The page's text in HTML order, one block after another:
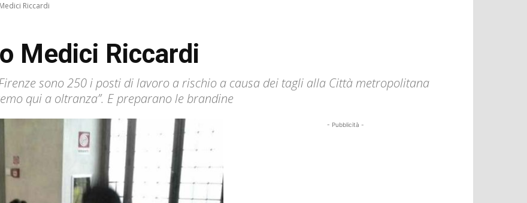
Riccardi
Medici Riccardi
sono 250 i posti di lavoro a rischio a causa dei tagli alla Città metropolitana
qui a oltranza”. E preparano le brandine
- Pubblicità -